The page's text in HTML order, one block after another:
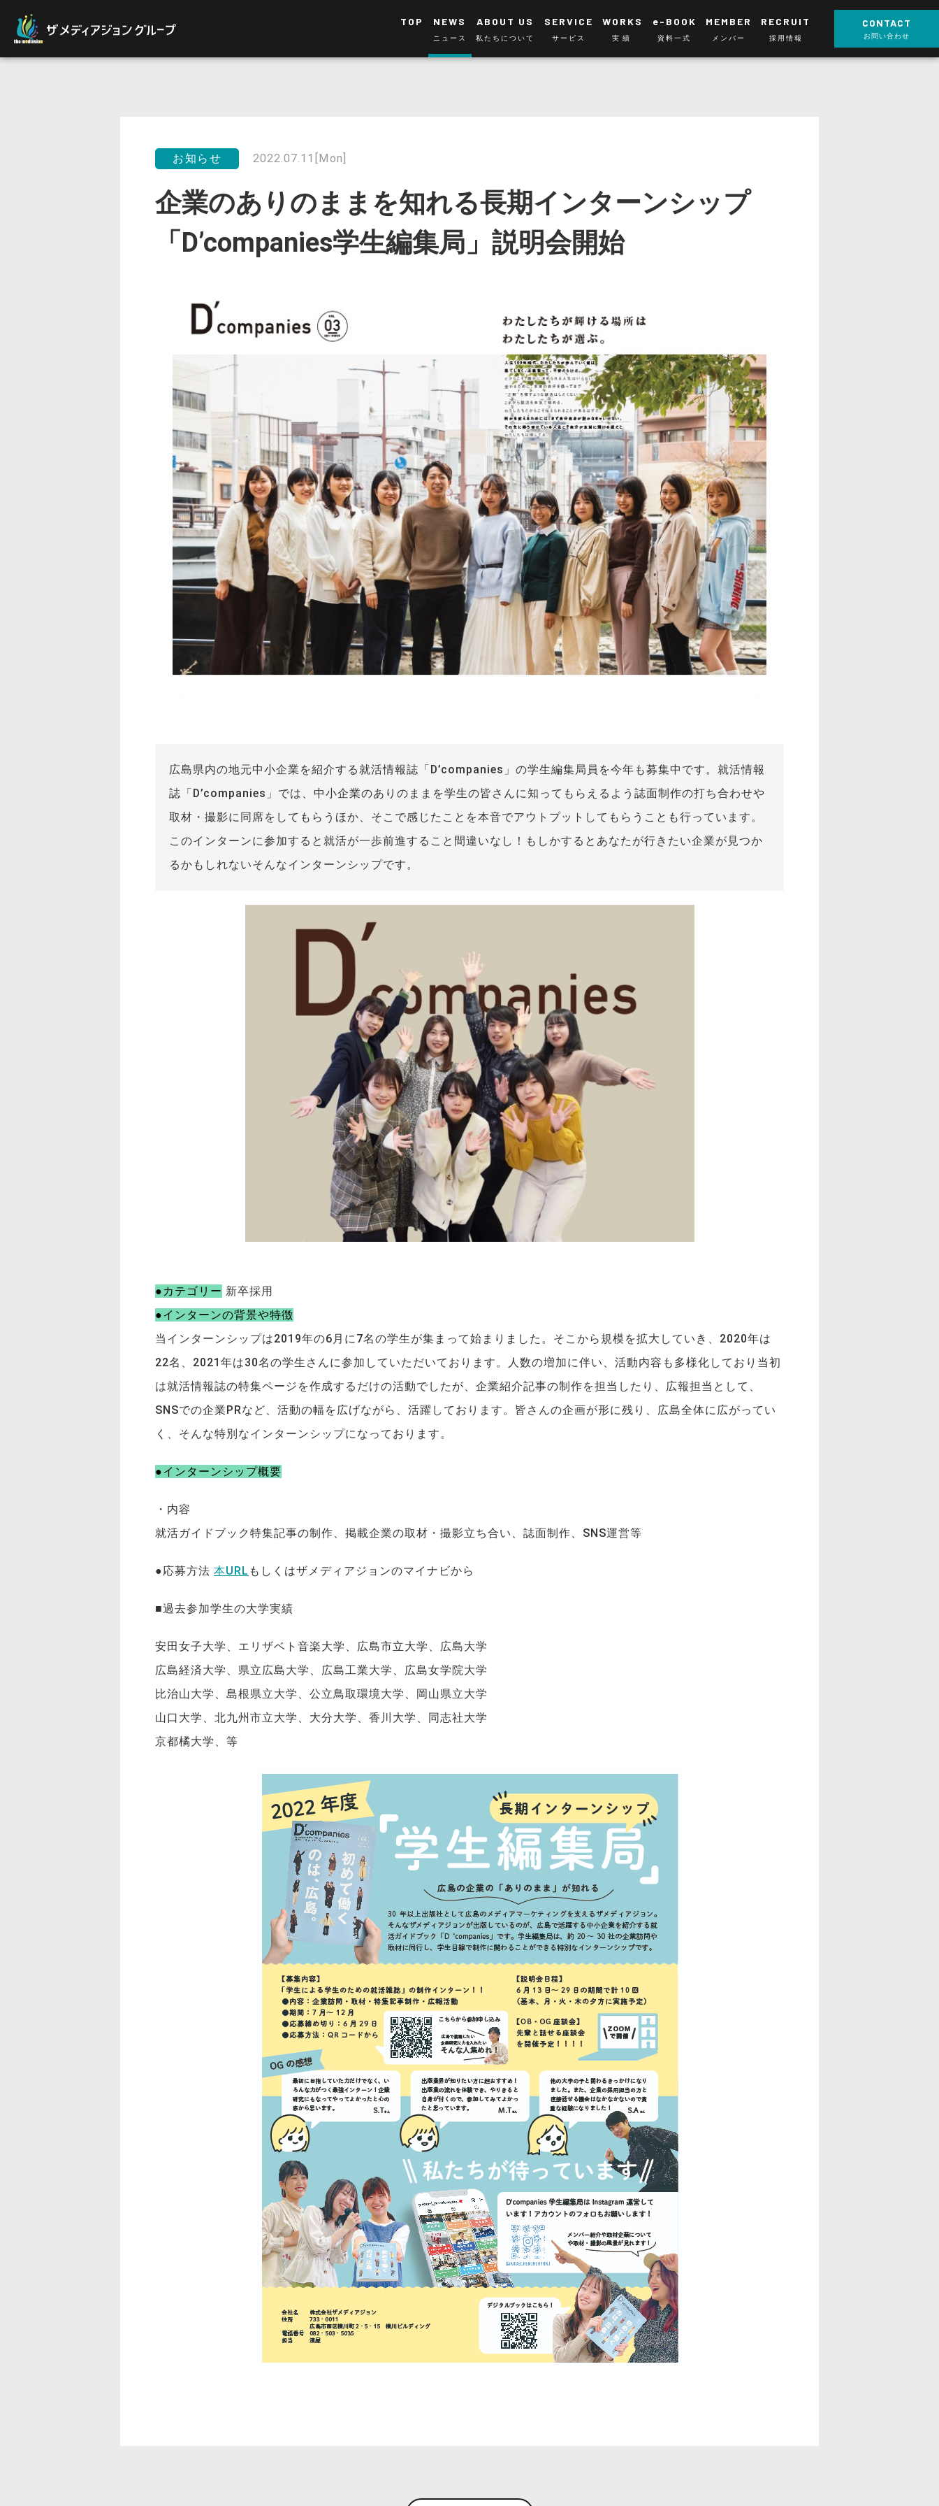
TOP NEWS
ニュース
ABOUT US
私たちについて
SERVICE
サービス
WORKS
実績
e-BOOK
資料一式
MEMBER
メンバー
RECRUIT
採用情報
CONTACT
お問い合わせ
お知らせ 2022.07.11[Mon]
企業のありのままを知れる長期インターンシップ
「D’companies学生編集局」説明会開始
広島県内の地元中小企業を紹介する就活情報誌「D’companies」の学生編集局員を今年も募集中です。就活情報
誌「D’companies」では、中小企業のありのままを学生の皆さんに知ってもらえるよう誌面制作の打ち合わせや
取材・撮影に同席をしてもらうほか、そこで感じたことを本音でアウトプットしてもらうことも行っています。
このインターンに参加すると就活が一歩前進すること間違いなし！もしかするとあなたが行きたい企業が見つか
るかもしれないそんなインターンシップです。
●カテゴリー 新卒採用
●インターンの背景や特徴
当インターンシップは2019年の6月に7名の学生が集まって始まりました。そこから規模を拡大していき、2020年は
22名、2021年は30名の学生さんに参加していただいております。人数の増加に伴い、活動内容も多様化しており当初
は就活情報誌の特集ページを作成するだけの活動でしたが、企業紹介記事の制作を担当したり、広報担当として、
SNSでの企業PRなど、活動の幅を広げながら、活躍しております。皆さんの企画が形に残り、広島全体に広がってい
く、そんな特別なインターンシップになっております。
●インターンシップ概要
・内容
就活ガイドブック特集記事の制作、掲載企業の取材・撮影立ち合い、誌面制作、SNS運営等
●応募方法 本URL もしくはザメディアジョンのマイナビから
■過去参加学生の大学実績
安田女子大学、エリザベト音楽大学、広島市立大学、広島大学
広島経済大学、県立広島大学、広島工業大学、広島女学院大学
比治山大学、島根県立大学、公立鳥取環境大学、岡山県立大学
山口大学、北九州市立大学、大分大学、香川大学、同志社大学
京都橘大学、等